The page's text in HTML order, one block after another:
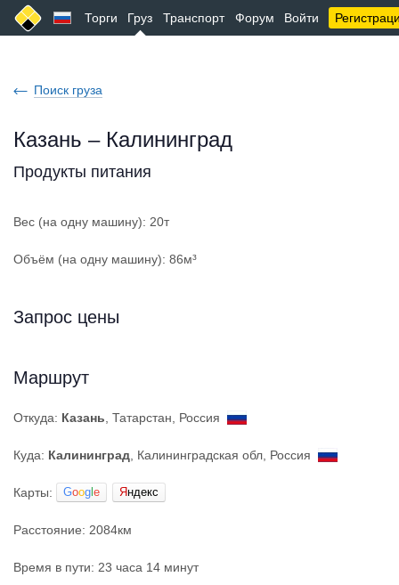
Торги Груз Транспорт Форум Войти
Поиск груза
Казань – Калининград
Продукты питания
Вес (на одну машину): 20т
Объём (на одну машину): 86м³
Запрос цены
Маршрут
Откуда: Казань , Татарстан, Россия
Куда: Калининград , Калининградская обл, Россия
Карты: Goog e Яндекс
Расстояние: 2084км
Время в пути: 23 часа 14 минут